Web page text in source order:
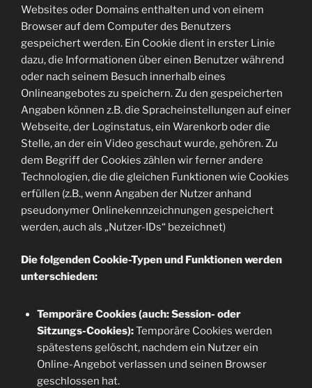
Websites oder Domains enthalten und von einem
Browser auf dem Computer des Benutzers
gespeichert werden. Ein Cookie dient in erster Linie
dazu, die Informationen über einen Benutzer während
oder nach seinem Besuch innerhalb eines
Onlineangebotes zu speichern. Zu den gespeicherten
Angaben können z.B. die Spracheinstellungen auf einer
Webseite, der Loginstatus, ein Warenkorb oder die
Stelle, an der ein Video geschaut wurde, gehören. Zu
dem Begriff der Cookies zählen wir ferner andere
Technologien, die die gleichen Funktionen wie Cookies
erfüllen (z.B., wenn Angaben der Nutzer anhand
pseudonymer Onlinekennzeichnungen gespeichert
werden, auch als „Nutzer-IDs“ bezeichnet)
Die folgenden Cookie-Typen und Funktionen werden
unterschieden:
Temporäre Cookies (auch: Session- oder
Sitzungs-Cookies):Temporäre Cookies werden
spätestens gelöscht, nachdem ein Nutzer ein
Online-Angebot verlassen und seinen Browser
geschlossen hat.